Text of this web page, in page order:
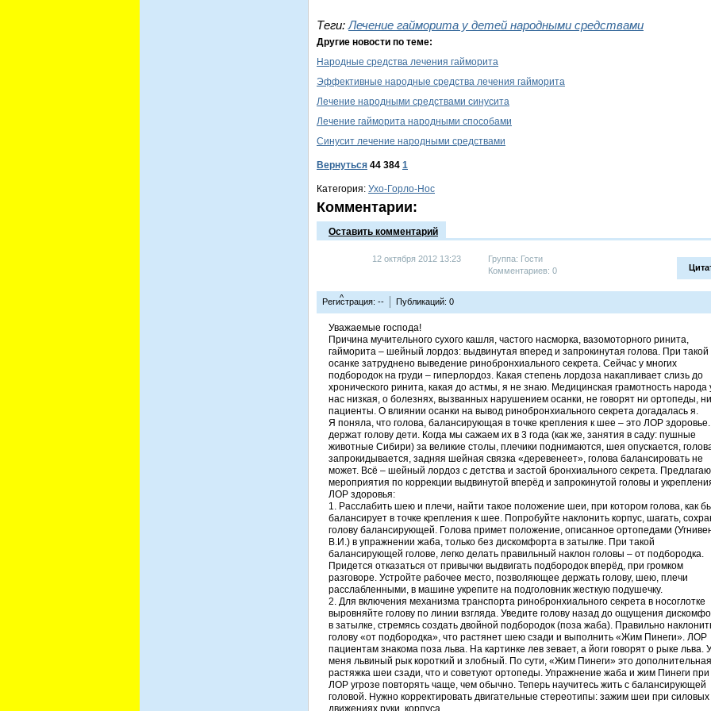
Теги: Лечение гайморита у детей народными средствами
Другие новости по теме:
Народные средства лечения гайморита
Эффективные народные средства лечения гайморита
Лечение народными средствами синусита
Лечение гайморита народными способами
Синусит лечение народными средствами
Вернуться 44 384 1
Категория: Ухо-Горло-Нос
Комментарии:
Оставить комментарий
12 октября 2012 13:23
Группа: Гости
Комментариев: 0
Регистрация: -- Публикаций: 0
^
Уважаемые господа!
Причина мучительного сухого кашля, частого насморка, вазомоторного ринита,
гайморита – шейный лордоз: выдвинутая вперед и запрокинутая голова. При такой
осанке затруднено выведение ринобронхиального секрета. Сейчас у многих
подбородок на груди – гиперлордоз. Какая степень лордоза накапливает слизь до
хронического ринита, какая до астмы, я не знаю. Медицинская грамотность народа
нас низкая, о болезнях, вызванных нарушением осанки, не говорят ни ортопеды, ни
пациенты. О влиянии осанки на вывод ринобронхиального секрета догадалась я.
Я поняла, что голова, балансирующая в точке крепления к шее – это ЛОР здоровье.
держат голову дети. Когда мы сажаем их в 3 года (как же, занятия в саду: пушные
животные Сибири) за великие столы, плечики поднимаются, шея опускается,
запрокидывается, задняя шейная связка «деревенеет», голова балансировать не
может. Всё – шейный лордоз с детства и застой бронхиального секрета. Предлагаю
мероприятия по коррекции выдвинутой вперёд и запрокинутой головы и
ЛОР здоровья:
1. Расслабить шею и плечи, найти такое положение шеи, при котором голова, как
балансирует в точке крепления к шее. Попробуйте наклонить корпус, шагать,
голову балансирующей. Голова примет положение, описанное ортопедами
В.И.) в упражнении жаба, только без дискомфорта в затылке. При такой
балансирующей голове, легко делать правильный наклон головы – от подбородка.
Придется отказаться от привычки выдвигать подбородок вперёд, при громком
разговоре. Устройте рабочее место, позволяющее держать голову, шею, плечи
расслабленными, в машине укрепите на подголовник жесткую подушечку.
2. Для включения механизма транспорта ринобронхиального секрета в носоглотке
выровняйте голову по линии взгляда. Уведите голову назад до ощущения
в затылке, стремясь создать двойной подбородок (поза жаба). Правильно
голову «от подбородка», что растянет шею сзади и выполнить «Жим Пинеги». ЛОР
пациентам знакома поза льва. На картинке лев зевает, а йоги говорят о рыке льва.
меня львиный рык короткий и злобный. По сути, «Жим Пинеги» это дополнительная
растяжка шеи сзади, что и советуют ортопеды. Упражнение жаба и жим Пинеги при
ЛОР угрозе повторять чаще, чем обычно. Теперь научитесь жить с балансирующей
головой. Нужно корректировать двигательные стереотипы: зажим шеи при силовых
движениях руки, корпуса.